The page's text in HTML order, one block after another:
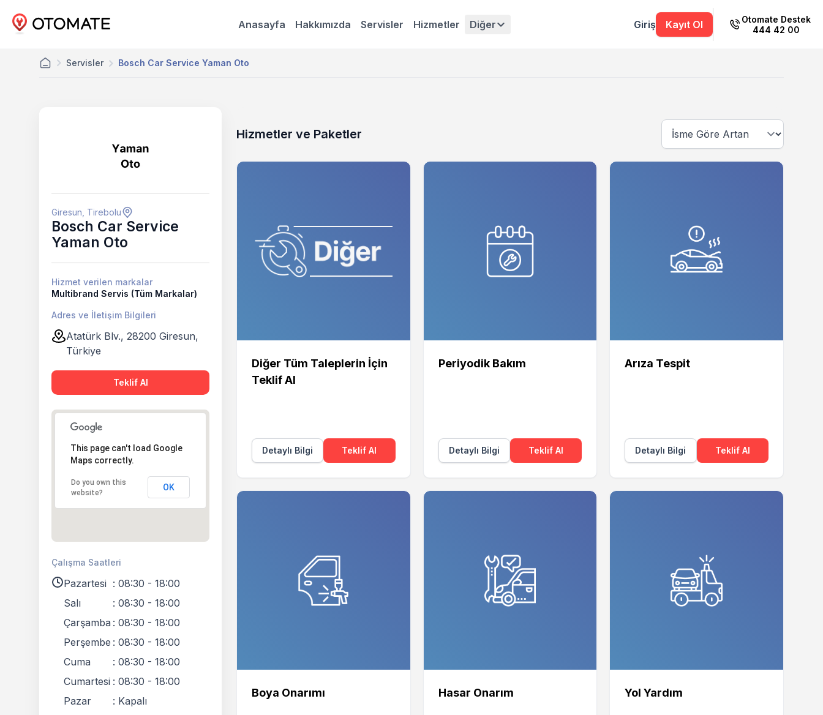
Anasayfa Hakkımızda Servisler Hizmetler Diğer Giriş Kayıt Ol
Otomate Destek
444 42 00
Servisler Bosch Car Service Yaman Oto
Giresun, Tirebolu
Bosch Car Service
Yaman Oto
Hizmet verilen markalar
Multibrand Servis (Tüm Markalar)
Adres ve İletişim Bilgileri
Atatürk Blv., 28200 Giresun,
Türkiye
Teklif Al
This page can't load Google
Maps correctly.
Do you own this
website?
OK
Çalışma Saatleri
Pazartesi : 08:30 - 18:00
Salı
: 08:30 - 18:00
Çarşamba : 08:30 - 18:00
Perşembe : 08:30 - 18:00
Cuma
: 08:30 - 18:00
Cumartesi : 08:30 - 18:00
Pazar
: Kapalı
Hizmetler ve Paketler
Diğer Tüm Taleplerin İçin
Teklif Al
Detaylı Bilgi Teklif Al
Periyodik Bakım
Detaylı Bilgi Teklif Al
Arıza Tespit
Detaylı Bilgi Teklif Al
Boya Onarımı Hasar Onarım Yol Yardım